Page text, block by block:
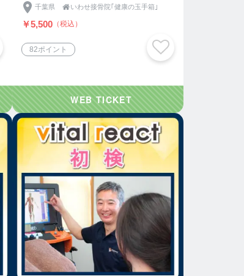
千葉県 いわせ接骨院｢健康の玉手箱｣
￥5,500 （税込）
82ポイント